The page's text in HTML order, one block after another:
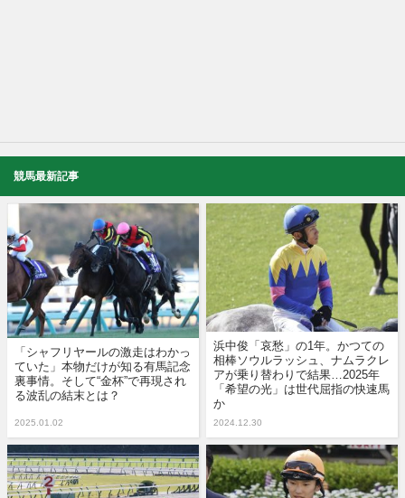
競馬最新記事
「シャフリヤールの激走はわかっ
ていた」本物だけが知る有馬記念
裏事情。そして“金杯”で再現され
る波乱の結末とは？
2025.01.02
浜中俊「哀愁」の1年。かつての
相棒ソウルラッシュ、ナムラクレ
アが乗り替わりで結果…2025年
「希望の光」は世代屈指の快速馬
か
2024.12.30